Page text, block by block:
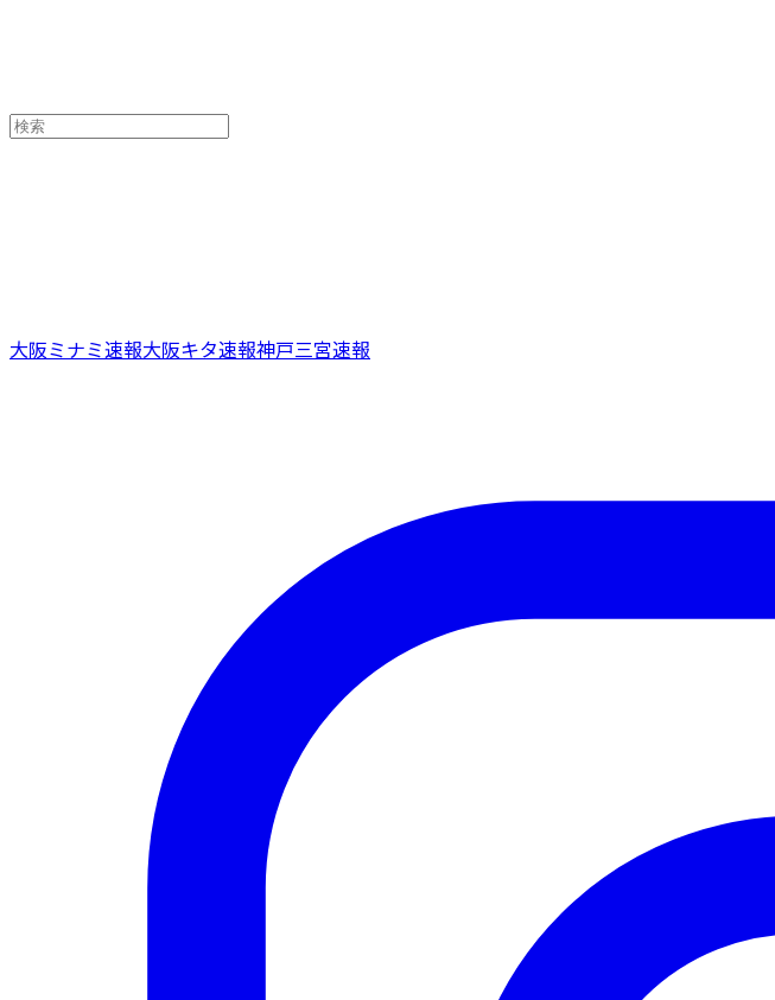
大阪ミナミ速報大阪キタ速報神戸三宮速報